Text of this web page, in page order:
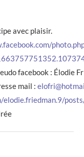
avec plaisir.
facebook : Élodie
mail :
elodie.friedman.9/